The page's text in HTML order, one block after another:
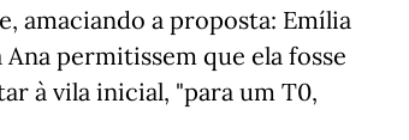
amaciando a proposta: Emília
permitissem que ela fosse
à vila inicial, "para um T0,